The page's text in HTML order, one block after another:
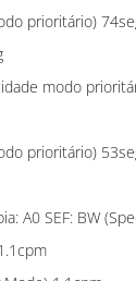
prioritário)
modo
prioritário)
A0 SEF: BW